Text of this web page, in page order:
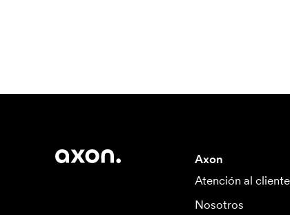
Axon
Atención al cliente
Nosotros